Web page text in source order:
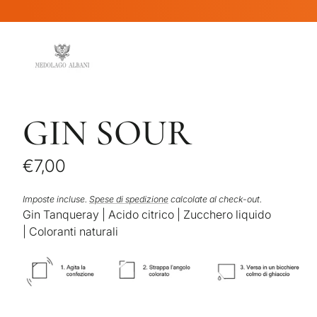
contenuti
GIN SOUR
Prezzo
di
listino
€7,00
unitario
per
Imposte incluse. Spese di spedizione calcolate al check-out.
Gin Tanqueray Acido citrico
Zucchero liquido
Coloranti naturali